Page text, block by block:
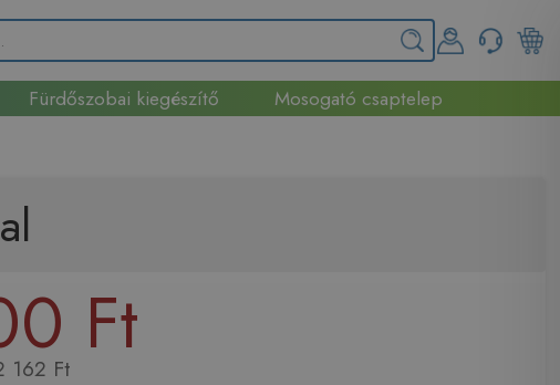
Fürdőszobai kiegészítő
Mosogató csaptelep
Ft
162 Ft